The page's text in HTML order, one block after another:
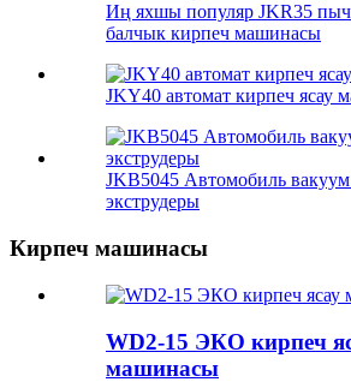
Иң яхшы популяр JKR35
балчык кирпеч машинасы
JKY40 автомат кирпеч ясау
JKB5045 Автомобиль
экструдеры
Кирпеч машинасы
WD2-15 ЭКО кирпеч
машинасы